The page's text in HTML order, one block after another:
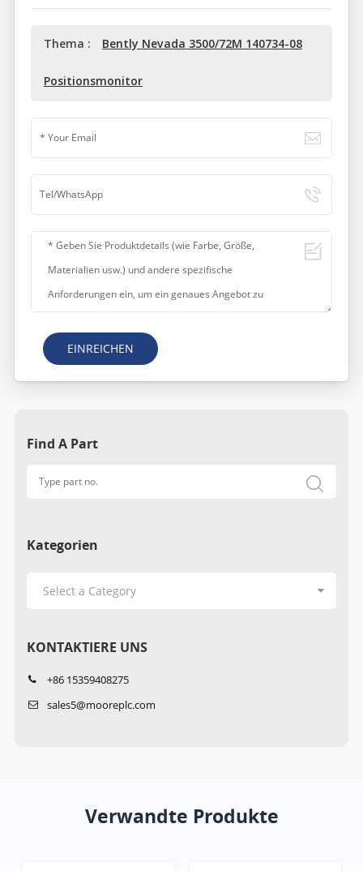
Thema : Bently Nevada 3500/72M 140734-08
Positionsmonitor
EINREICHEN
Find A Part
Kategorien
KONTAKTIERE UNS
+86 15359408275
sales5@mooreplc.com
Verwandte Produkte